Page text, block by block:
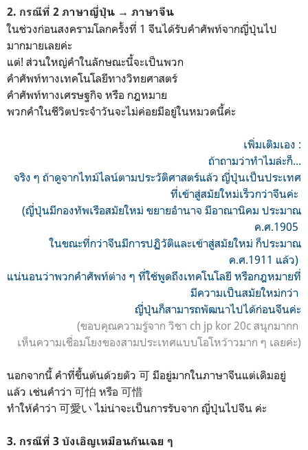
2. กรณีที่ 2 ภาษาญี่ปุ่น → ภาษาจีน
ในช่วงก่อนสงครามโลกครั้งที่ 1 จีนได้รับคำศัพท์จากญี่ปุ่นไป
มากมายเลยค่ะ
แต่! ส่วนใหญ่คำในลักษณะนี้จะเป็นพวก
คำศัพท์ทางเทคโนโลยีทางวิทยศาสตร์
คำศัพท์ทางเศรษฐกิจ หรือ กฎหมาย
พวกคำในชีวิตประจำวันจะไม่ค่อยมีอยู่ในหมวดนี้ค่ะ
เพิ่มเติมเอง :
ถ้าถามว่าทำไมล่ะก็...
จริง ๆ ถ้าดูจากไทม์ไลน์ตามประวัติศาสตร์แล้ว ญี่ปุ่นเป็นประเทศ
ที่เข้าสู่สมัยใหม่เร็วกว่าจีนค่ะ
(ญี่ปุ่นมีกองทัพเรือสมัยใหม่ ขยายอำนาจ มีอาณานิคม ประมาณ
ค.ศ.1905
ในขณะที่กว่าจีนมีการปฏิวัติและเข้าสู่สมัยใหม่ ก็ประมาณ
ค.ศ.1911 แล้ว)
แน่นอนว่าพวกคำศัพท์ต่าง ๆ ที่ใช้พูดถึงเทคโนโลยี หรือกฎหมายที่
มีความเป็นสมัยใหม่กว่า
ญี่ปุ่นก็สามารถพัฒนาไปได้ก่อนจีนค่ะ
(ขอบคุณความรู้จาก วิชา ch jp kor 20c สนุกมากก
เห็นความเชื่อมโยงของสามประเทศแบบโอโหว้าวมาก ๆ เลยค่ะ)
นอกจากนี้ คำที่ขึ้นต้นด้วยตัว 可 มีอยู่มากในภาษาจีนแต่เดิมอยู่
แล้ว เช่นคำว่า 可怕 หรือ 可惜
ทำให้คำว่า 可愛い ไม่น่าจะเป็นการรับจาก ญี่ปุ่นไปจีน ค่ะ
3. กรณีที่ 3 บังเอิญเหมือนกันเฉย ๆ